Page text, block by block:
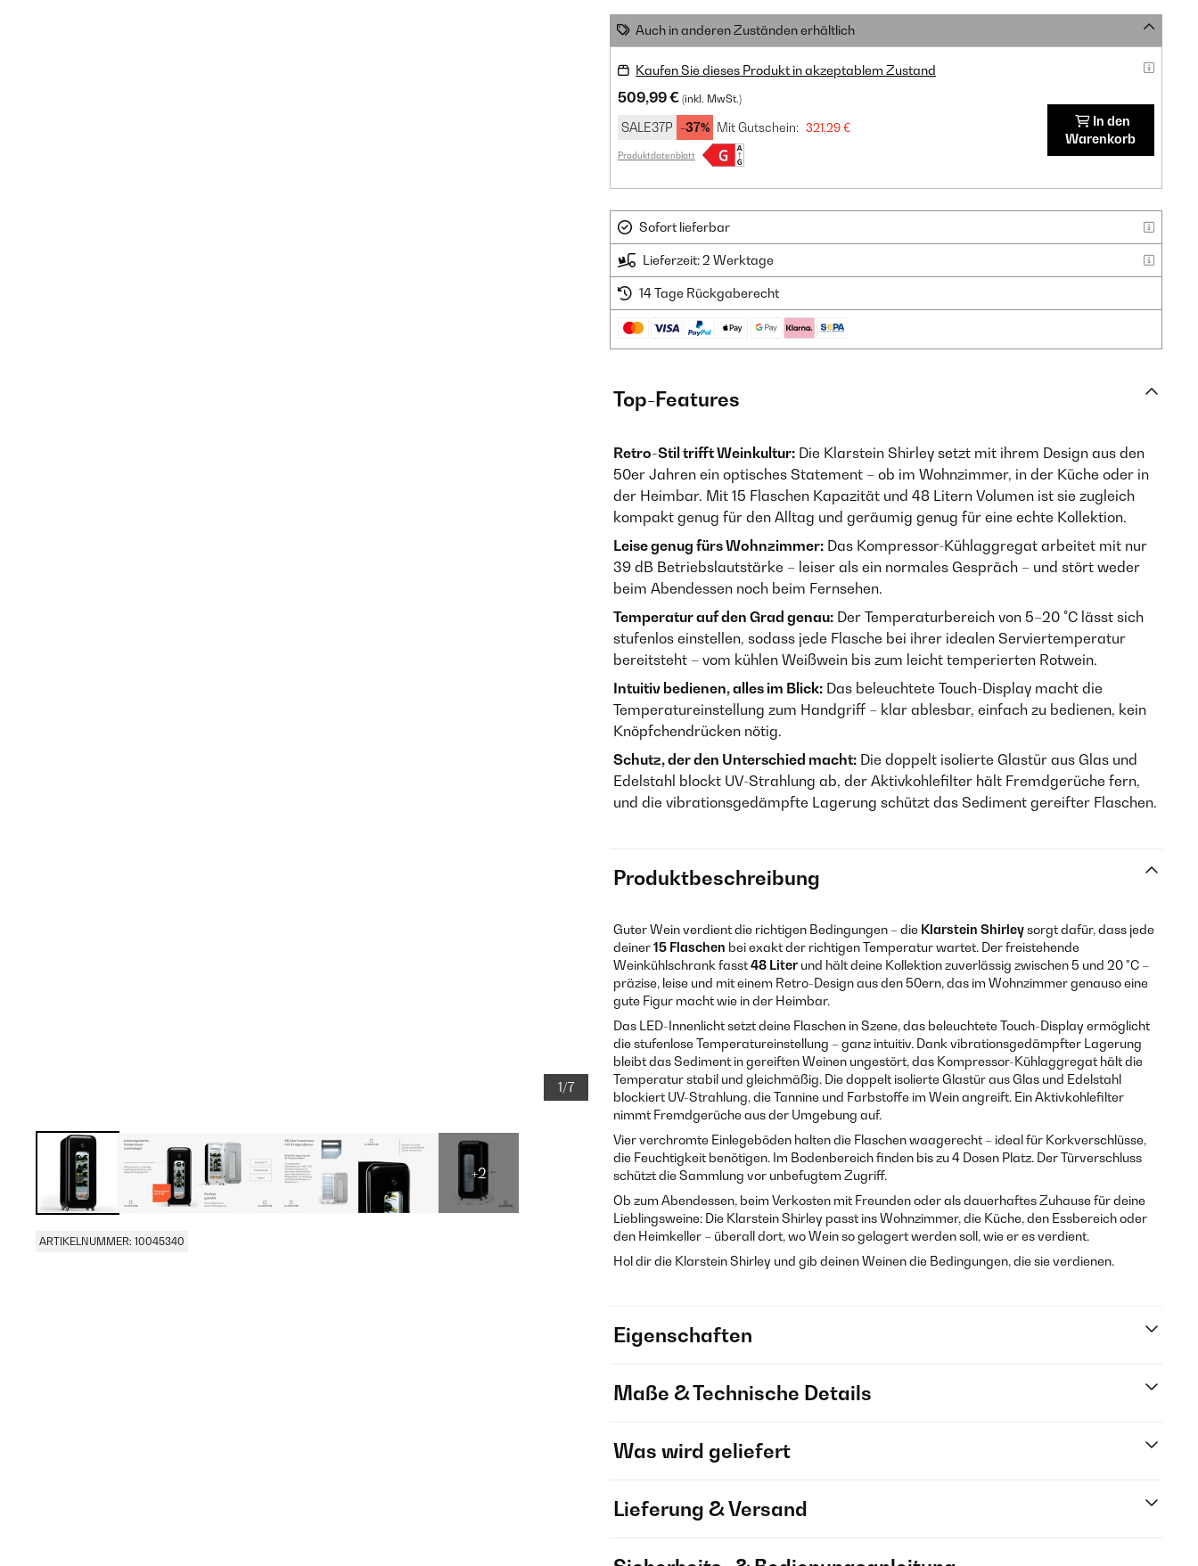
1/7
+2
ARTIKELNUMMER: 10045340
Auch in anderen Zuständen erhältlich
Kaufen Sie dieses Produkt in akzeptablem Zustand
509,99 € (inkl. MwSt.)
SALE37P -37% Mit Gutschein: 321,29 €
Produktdatenblatt
In den
Warenkorb
Sofort lieferbar
Lieferzeit: 2 Werktage
14 Tage Rückgaberecht
Top-Features
Retro-Stil trifft Weinkultur: Die Klarstein Shirley setzt mit ihrem Design aus den
50er Jahren ein optisches Statement – ob im Wohnzimmer, in der Küche oder in
der Heimbar. Mit 15 Flaschen Kapazität und 48 Litern Volumen ist sie zugleich
kompakt genug für den Alltag und geräumig genug für eine echte Kollektion.
Leise genug fürs Wohnzimmer: Das Kompressor-Kühlaggregat arbeitet mit nur
39 dB Betriebslautstärke – leiser als ein normales Gespräch – und stört weder
beim Abendessen noch beim Fernsehen.
Temperatur auf den Grad genau: Der Temperaturbereich von 5–20 °C lässt sich
stufenlos einstellen, sodass jede Flasche bei ihrer idealen Serviertemperatur
bereitsteht – vom kühlen Weißwein bis zum leicht temperierten Rotwein.
Intuitiv bedienen, alles im Blick: Das beleuchtete Touch-Display macht die
Temperatureinstellung zum Handgriff – klar ablesbar, einfach zu bedienen, kein
Knöpfchendrücken nötig.
Schutz, der den Unterschied macht: Die doppelt isolierte Glastür aus Glas und
Edelstahl blockt UV-Strahlung ab, der Aktivkohlefilter hält Fremdgerüche fern,
und die vibrationsgedämpfte Lagerung schützt das Sediment gereifter Flaschen.
Produktbeschreibung
Guter Wein verdient die richtigen Bedingungen – die Klarstein Shirleysorgt dafür, dass jede
deiner15 Flaschen bei exakt der richtigen Temperatur wartet. Der freistehende
Weinkühlschrank fasst48 Liter und hält deine Kollektion zuverlässig zwischen 5 und 20 °C –
präzise, leise und mit einem Retro-Design aus den 50ern, das im Wohnzimmer genauso eine
gute Figur macht wie in der Heimbar.
Das LED-Innenlicht setzt deine Flaschen in Szene, das beleuchtete Touch-Display ermöglicht
die stufenlose Temperatureinstellung – ganz intuitiv. Dank vibrationsgedämpfter Lagerung
bleibt das Sediment in gereiften Weinen ungestört, das Kompressor-Kühlaggregat hält die
Temperatur stabil und gleichmäßig. Die doppelt isolierte Glastür aus Glas und Edelstahl
blockiert UV-Strahlung, die Tannine und Farbstoffe im Wein angreift. Ein Aktivkohlefilter
nimmt Fremdgerüche aus der Umgebung auf.
Vier verchromte Einlegeböden halten die Flaschen waagerecht – ideal für Korkverschlüsse,
die Feuchtigkeit benötigen. Im Bodenbereich finden bis zu 4 Dosen Platz. Der Türverschluss
schützt die Sammlung vor unbefugtem Zugriff.
Ob zum Abendessen, beim Verkosten mit Freunden oder als dauerhaftes Zuhause für deine
Lieblingsweine: Die Klarstein Shirley passt ins Wohnzimmer, die Küche, den Essbereich oder
den Heimkeller – überall dort, wo Wein so gelagert werden soll, wie er es verdient.
Hol dir die Klarstein Shirley und gib deinen Weinen die Bedingungen, die sie verdienen.
Eigenschaften
Maße & Technische Details
Was wird geliefert
Lieferung & Versand